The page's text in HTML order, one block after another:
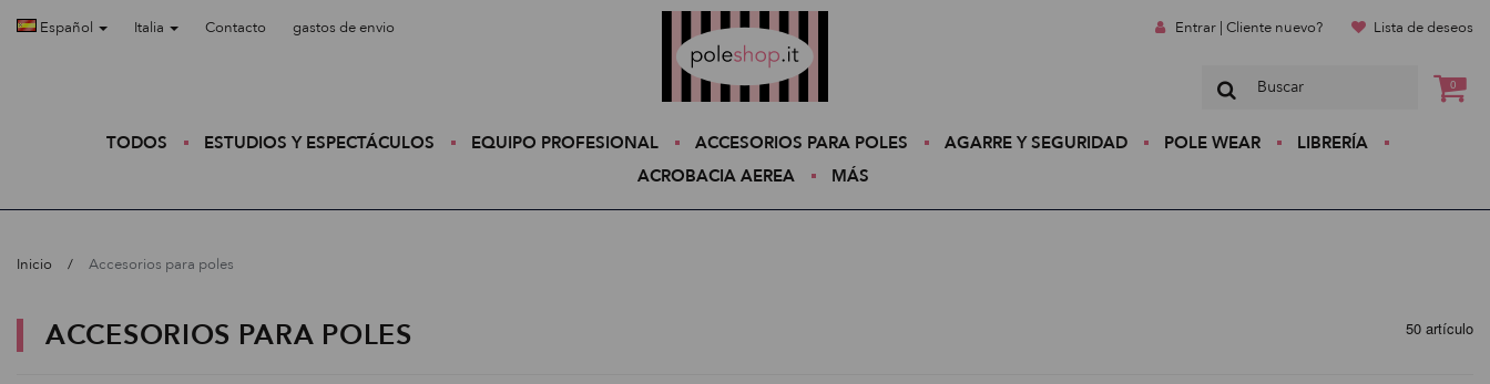
Español Italia Contacto gastos de envio Entrar | Cliente nuevo? Lista de deseos
0
TODOS ESTUDIOS Y ESPECTÁCULOS EQUIPO PROFESIONAL ACCESORIOS PARA POLES AGARRE Y SEGURIDAD POLE WEAR
LIBRERÍA
ACROBACIA AEREA
MÁS
Inicio Accesorios para poles
ACCESORIOS PARA POLES 50 artículo